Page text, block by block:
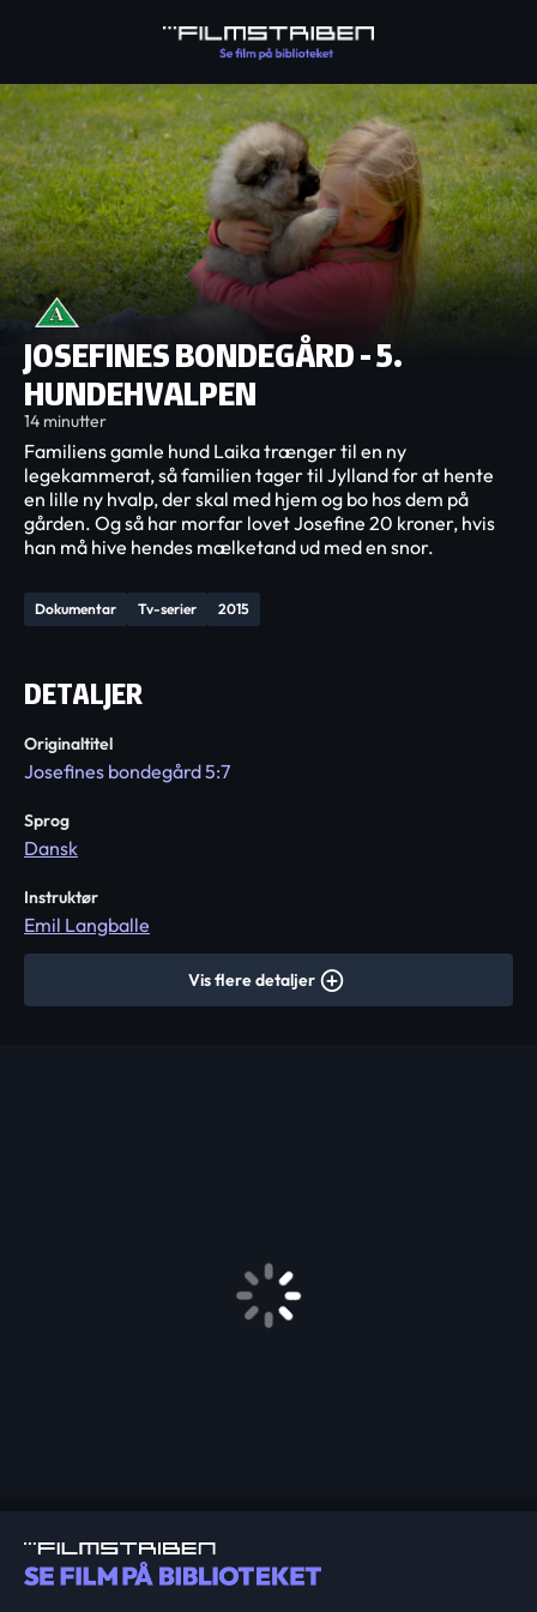
JOSEFINES BONDEGÅRD - 5.
HUNDEHVALPEN
14 minutter
Dokumentar Tv-serier 2015
Familiens gamle hund Laika trænger til en ny
legekammerat, så familien tager til Jylland for at hente
en lille ny hvalp, der skal med hjem og bo hos dem på
gården. Og så har morfar lovet Josefine 20 kroner, hvis
han må hive hendes mælketand ud med en snor.
DETALJER
Originaltitel
Josefines bondegård 5:7
Sprog
Dansk
Instruktør
Emil Langballe
Vis flere detaljer